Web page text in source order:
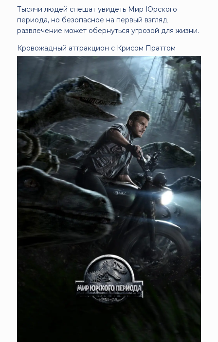
Тысячи людей спешат увидеть Мир Юрского
периода, но безопасное на первый взгляд
развлечение может обернуться угрозой для жизни.
Кровожадный аттракцион с Крисом Праттом